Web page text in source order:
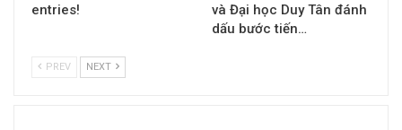
entries!
và Đại học Duy Tân đánh
dấu bước tiến…
PREV NEXT